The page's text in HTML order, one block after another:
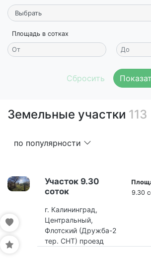
Площадь в сотках
Земельные участки 113
по популярности
Участок 9.30
соток
г. Калининград,
Центральный,
Флотский (Дружба-2
тер. СНТ) проезд
9.30